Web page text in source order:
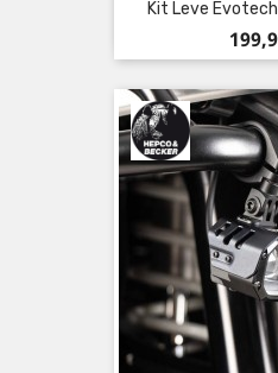
Kit Leve